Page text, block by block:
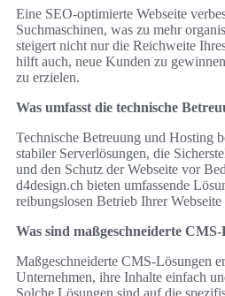
Eine SEO-optimierte Webseite
Suchmaschinen, was zu mehr
steigert nicht nur die Reichweite
hilft auch, neue Kunden zu
zu erzielen.
Was umfasst die technische
Technische Betreuung und Hosting
stabiler Serverlösungen, die
und den Schutz der Webseite vor
d4design.ch bieten umfassende
reibungslosen Betrieb Ihrer
Was sind maßgeschneiderte
Maßgeschneiderte CMS-Lösungen
Unternehmen, ihre Inhalte einfach